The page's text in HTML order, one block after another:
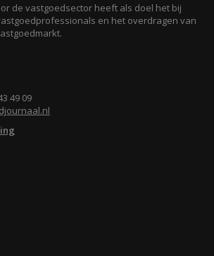
de vastgoedsector heeft als doel het bij
en het overdragen van
49 09